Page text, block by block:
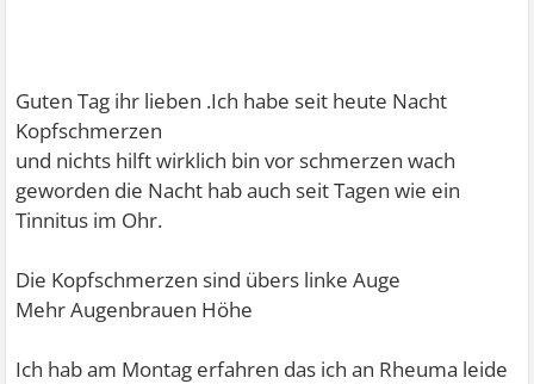
Guten Tag ihr lieben .Ich habe seit heute Nacht
Kopfschmerzen
und nichts hilft wirklich bin vor schmerzen wach
geworden die Nacht hab auch seit Tagen wie ein
Tinnitus im Ohr.
Die Kopfschmerzen sind übers linke Auge
Mehr Augenbrauen Höhe
Ich hab am Montag erfahren das ich an Rheuma leide